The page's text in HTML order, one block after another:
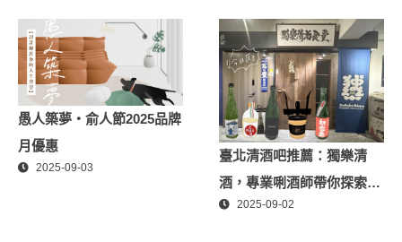
愚人築夢・俞人節2025品牌
月優惠
2025-09-03
臺北清酒吧推薦：獨樂清
酒，專業唎酒師帶你探索日
本酒世界
2025-09-02